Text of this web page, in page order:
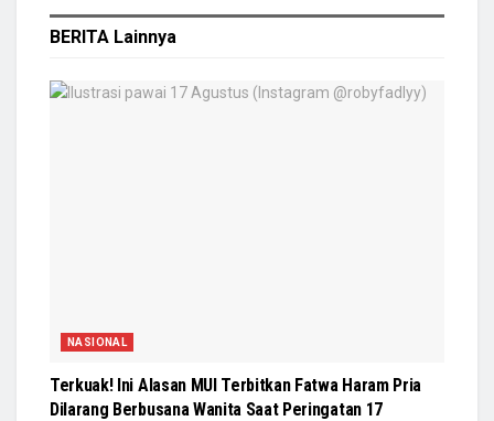
BERITA Lainnya
NASIONAL
Terkuak! Ini Alasan MUI Terbitkan Fatwa Haram Pria
Dilarang Berbusana Wanita Saat Peringatan 17